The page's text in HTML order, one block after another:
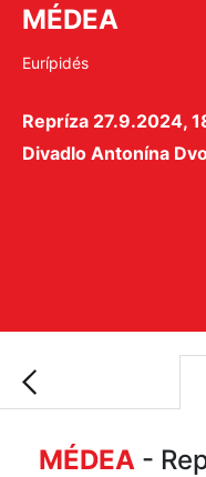
MÉDEA
Eurípidés
Repríza 27.9.2024,
Divadlo Antonína
MÉDEA -